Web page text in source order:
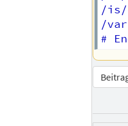
/is/
/